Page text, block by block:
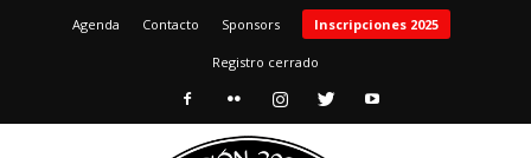
Agenda Contacto Sponsors Inscripciones 2025
Registro cerrado